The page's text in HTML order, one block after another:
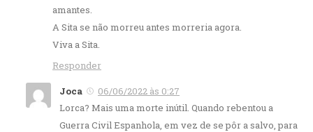
amantes.
A Sita se não morreu antes morreria agora.
Viva a Sita.
Responder
Joca
06/06/2022 às 0:27
Lorca? Mais uma morte inútil. Quando rebentou a
Guerra Civil Espanhola, em vez de se pôr a salvo, para